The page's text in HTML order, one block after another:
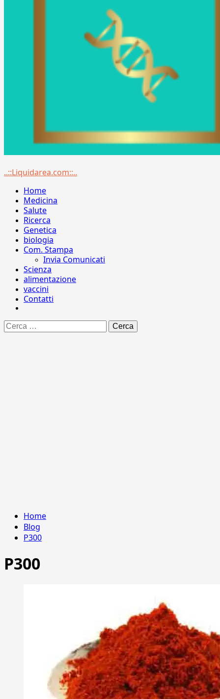
Menu
..::Liquidarea.com::..
Home
Medicina
Salute
Ricerca
Genetica
biologia
Com. Stampa
Invia Comunicati
Scienza
alimentazione
vaccini
Contatti
Ricerca
per:
Home
Blog
P300
P300